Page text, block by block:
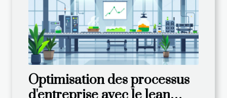
Optimisation des processus